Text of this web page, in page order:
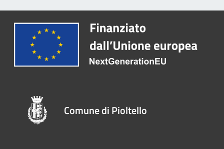
Comune di Pioltello